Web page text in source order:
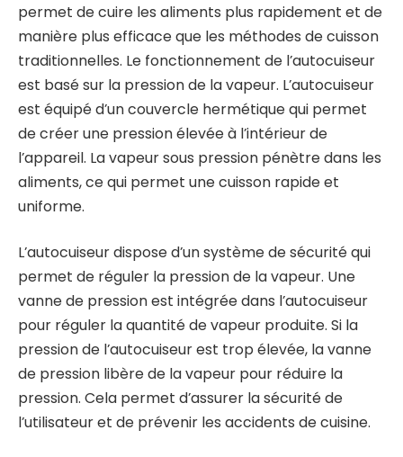
permet de cuire les aliments plus rapidement et de
manière plus efficace que les méthodes de cuisson
traditionnelles. Le fonctionnement de l’autocuiseur
est basé sur la pression de la vapeur. L’autocuiseur
est équipé d’un couvercle hermétique qui permet
de créer une pression élevée à l’intérieur de
l’appareil. La vapeur sous pression pénètre dans les
aliments, ce qui permet une cuisson rapide et
uniforme.
L’autocuiseur dispose d’un système de sécurité qui
permet de réguler la pression de la vapeur. Une
vanne de pression est intégrée dans l’autocuiseur
pour réguler la quantité de vapeur produite. Si la
pression de l’autocuiseur est trop élevée, la vanne
de pression libère de la vapeur pour réduire la
pression. Cela permet d’assurer la sécurité de
l’utilisateur et de prévenir les accidents de cuisine.